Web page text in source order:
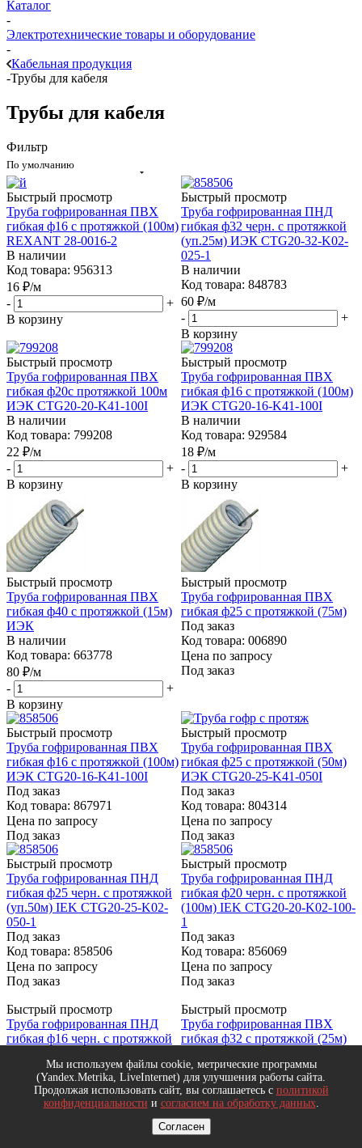
Яндекс.Дзен
Главная
-
Каталог
Электротехнические товары и оборудование
-
-Трубы для кабеля
Трубы для кабеля
Фильтр
По умолчанию
Быстрый просмотр
Труба гофрированная ПВХ
гибкая ф16 с протяжкой (100м)
REXANT 28-0016-2
В наличии
Код товара: 956313
16₽/м
-
В корзину
Быстрый просмотр
Труба гофрированная ПНД
гибкая ф32 черн. с протяжкой
(уп.25м) ИЭК CTG20-32-K02-
025-1
В наличии
Код товара: 848783
60₽/м
-
+
В корзину
Быстрый просмотр
Труба гофрированная ПВХ
гибкая ф20с протяжкой 100м
ИЭК CTG20-20-K41-100I
В наличии
Код товара: 799208
₽/м
-
В корзину
Быстрый просмотр
Труба гофрированная ПВХ
гибкая ф16 с протяжкой (100м)
ИЭК CTG20-16-K41-100I
В наличии
Код товара: 929584
₽/м
-
В корзину
Быстрый просмотр
Труба гофрированная ПВХ
гибкая ф40 с протяжкой (15м)
ИЭК
В наличии
Код товара: 663778
80₽/м
-
+
В корзину
Быстрый просмотр
Труба гофрированная ПВХ
Код товара: 006890
Цена по запросу
Под заказ
Быстрый просмотр
Труба гофрированная ПВХ
гибкая ф16 с протяжкой (100м)
ИЭК CTG20-16-K41-100I
Под заказ
Код товара: 867971
Цена по запросу
Под заказ
Быстрый просмотр
Труба гофрированная ПВХ
гибкая ф25 с протяжкой (50м)
ИЭК CTG20-25-K41-050I
Под заказ
Код товара: 804314
Цена по запросу
Под заказ
Быстрый просмотр
Труба гофрированная ПНД
гибкая ф25 черн. с протяжкой
(уп.50м) IEK CTG20-25-K02-
Под заказ
Код товара: 858506
Цена по запросу
Быстрый просмотр
Труба гофрированная ПНД
гибкая ф20 черн. с протяжкой
(100м) IEK CTG20-20-K02-100-
Под заказ
Код товара: 856069
Цена по запросу
Быстрый просмотр
Труба гофрированная ПНД
гибкая ф16 черн. с протяжкой
(100м) IEK CTG20-16-K02-100-
Быстрый просмотр
Труба гофрированная ПВХ
гибкая ф32 с протяжкой (25м)
ИЭК CTG20-32-K41-025I
Мы используем файлы cookie, метрические программы
(Yandex.Metrika, LiveInternet) для улучшения работы сайта.
Продолжая использовать сайт, вы соглашаетесь с политикой
конфиденциальности и согласием на обработку данных.
Согласен